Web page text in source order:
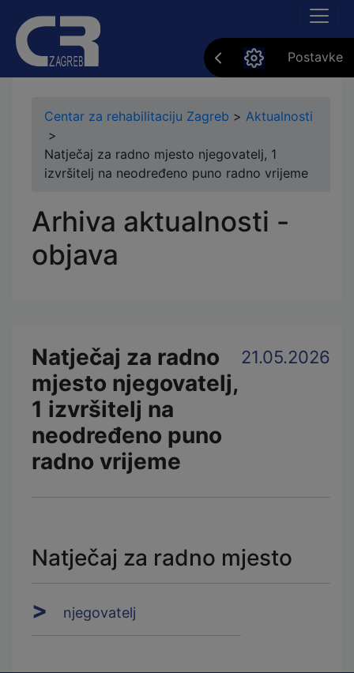
Postavke
Centar za rehabilitaciju Zagreb > Aktualnosti
>
Natječaj za radno mjesto njegovatelj, 1
izvršitelj na neodređeno puno radno vrijeme
Arhiva aktualnosti -
objava
Natječaj za radno
mjesto njegovatelj,
1 izvršitelj na
neodređeno puno
radno vrijeme
21.05.2026
Natječaj za radno mjesto
njegovatelj